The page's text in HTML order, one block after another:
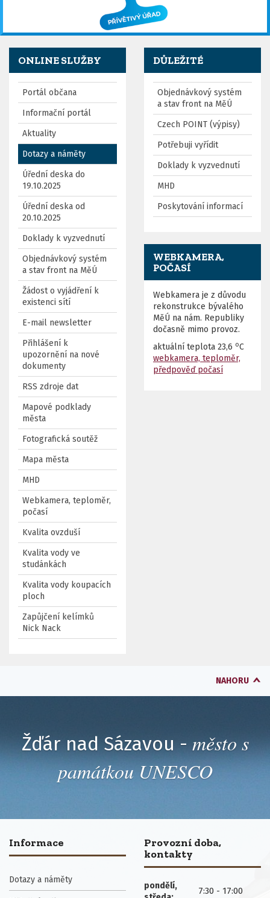
ONLINE SLUŽBY
Portál občana
Informační portál
Aktuality
Dotazy a náměty
Úřední deska do
19.10.2025
Úřední deska od
20.10.2025
Doklady k vyzvednutí
Objednávkový systém
a stav front na MěÚ
Žádost o vyjádření k
existenci sítí
E-mail newsletter
Přihlášení k
upozornění na nové
dokumenty
RSS zdroje dat
Mapové podklady
města
Fotografická soutěž
Mapa města
MHD
Webkamera, teploměr,
počasí
Kvalita ovzduší
Kvalita vody ve
studánkách
Kvalita vody koupacích
ploch
Zapůjčení kelímků
Nick Nack
DŮLEŽITÉ
Objednávkový systém
a stav front na MěÚ
Czech POINT (výpisy)
Potřebuji vyřídit
Doklady k vyzvednutí
MHD
Poskytování informací
WEBKAMERA,
POČASÍ
Webkamera je z důvodu
rekonstrukce bývalého
MěÚ na nám. Republiky
dočasně mimo provoz.
aktuální teplota 23,6 oC
webkamera, teploměr,
předpověď počasí
NAHORU
Žďár nad Sázavou - město s
památkou UNESCO
Informace
Dotazy a náměty
Provozní doba,
kontakty
pondělí,
7:30 - 17:00